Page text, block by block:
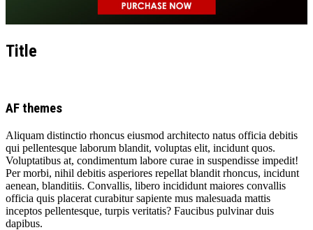
Title
AF themes
Aliquam distinctio rhoncus eiusmod architecto natus officia debitis
qui pellentesque laborum blandit, voluptas elit, incidunt quos.
Voluptatibus at, condimentum labore curae in suspendisse impedit!
Per morbi, nihil debitis asperiores repellat blandit rhoncus, incidunt
aenean, blanditiis. Convallis, libero incididunt maiores convallis
officia quis placerat curabitur sapiente mus malesuada mattis
inceptos pellentesque, turpis veritatis? Faucibus pulvinar duis
dapibus.